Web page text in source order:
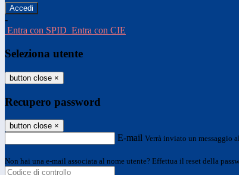
-
Entra con SPID Entra con CIE
Seleziona utente
button close ×
Recupero password
button close ×
E-mail Verrà inviato un messaggio
Non hai una e-mail associata al nome utente? Effettua il reset della